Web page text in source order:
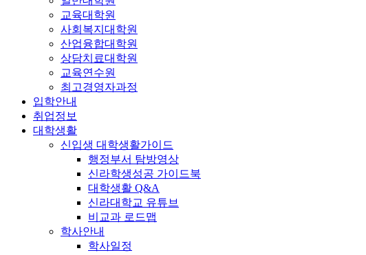
교육대학원
사회복지대학원
산업융합대학원
상담치료대학원
교육연수원
최고경영자과정
입학안내
취업정보
대학생활
신입생 대학생활가이드
행정부서 탐방영상
신라학생성공 가이드북
대학생활 Q&A
신라대학교 유튜브
비교과 로드맵
학사안내
학사일정